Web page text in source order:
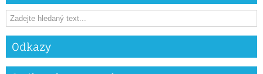
Odkazy